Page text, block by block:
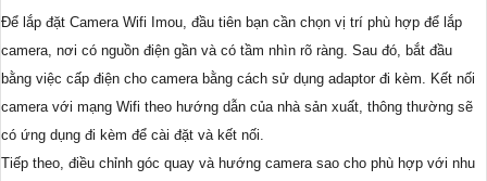
Để lắp đặt Camera Wifi Imou, đầu tiên bạn cần chọn vị trí phù hợp để lắp
camera, nơi có nguồn điện gần và có tầm nhìn rõ ràng. Sau đó, bắt đầu
bằng việc cấp điện cho camera bằng cách sử dụng adaptor đi kèm. Kết nối
camera với mạng Wifi theo hướng dẫn của nhà sản xuất, thông thường sẽ
có ứng dụng đi kèm để cài đặt và kết nối.
Tiếp theo, điều chỉnh góc quay và hướng camera sao cho phù hợp với nhu